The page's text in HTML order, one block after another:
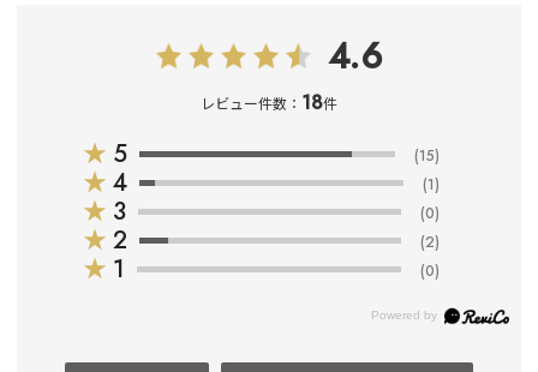
4.6
レビュー件数： 18件
★ 5 (15)
★ 4 (1)
★ 3 (0)
★ 2 (2)
★ 1 (0)